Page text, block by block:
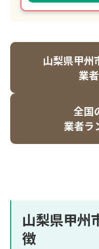
山梨県甲州
業
全国
業者ラ
山梨県甲州
徴